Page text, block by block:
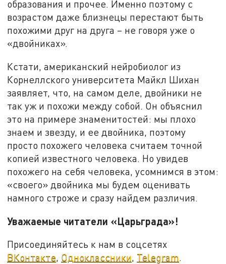
образования и прочее. Именно поэтому с
возрастом даже близнецы перестают быть
похожими друг на друга – не говоря уже о
«двойниках».
Кстати, американский нейробиолог из
Корнеллского университета Майкл Шихан
заявляет, что, на самом деле, двойники не
так уж и похожи между собой. Он объяснил
это на примере знаменитостей: мы плохо
знаем и звезду, и ее двойника, поэтому
просто похожего человека считаем точной
копией известного человека. Но увидев
похожего на себя человека, усомнимся в этом:
«своего» двойника мы будем оценивать
намного строже и сразу найдем различия.
Уважаемые читатели «Царьграда»!
Присоединяйтесь к нам в соцсетях
ВКонтакте, Одноклассники, Telegram.